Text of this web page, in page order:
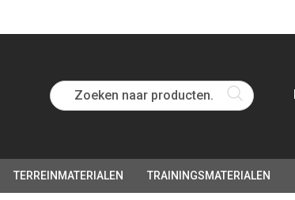
Zoeken naar producten...
TERREINMATERIALEN TRAININGSMATERIALEN